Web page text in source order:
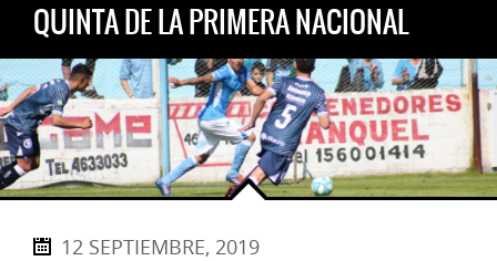
QUINTA DE LA PRIMERA NACIONAL
12 SEPTIEMBRE, 2019